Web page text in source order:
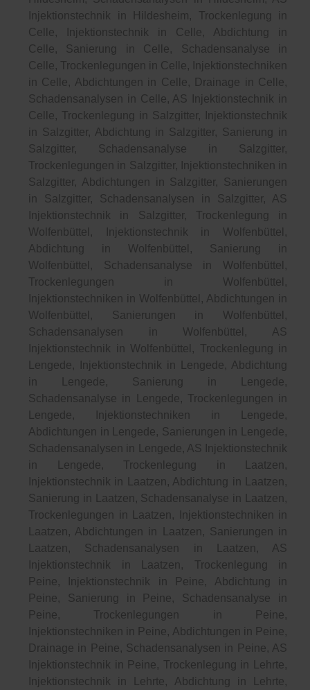
Injektionstechnik in Hildesheim, Trockenlegung in
Celle, Injektionstechnik in Celle, Abdichtung in
Celle, Sanierung in Celle, Schadensanalyse in
Celle, Trockenlegungen in Celle, Injektionstechniken
in Celle, Abdichtungen in Celle, Drainage in Celle,
Schadensanalysen in Celle, AS Injektionstechnik in
Celle, Trockenlegung in Salzgitter, Injektionstechnik
in Salzgitter, Abdichtung in Salzgitter, Sanierung in
Salzgitter, Schadensanalyse in Salzgitter,
Trockenlegungen in Salzgitter, Injektionstechniken in
Salzgitter, Abdichtungen in Salzgitter, Sanierungen
in Salzgitter, Schadensanalysen in Salzgitter, AS
Injektionstechnik in Salzgitter, Trockenlegung in
Wolfenbüttel, Injektionstechnik in Wolfenbüttel,
Abdichtung in Wolfenbüttel, Sanierung in
Wolfenbüttel, Schadensanalyse in Wolfenbüttel,
Trockenlegungen in Wolfenbüttel,
Injektionstechniken in Wolfenbüttel, Abdichtungen in
Wolfenbüttel, Sanierungen in Wolfenbüttel,
Schadensanalysen in Wolfenbüttel, AS
Injektionstechnik in Wolfenbüttel, Trockenlegung in
Lengede, Injektionstechnik in Lengede, Abdichtung
in Lengede, Sanierung in Lengede,
Schadensanalyse in Lengede, Trockenlegungen in
Lengede, Injektionstechniken in Lengede,
Abdichtungen in Lengede, Sanierungen in Lengede,
Schadensanalysen in Lengede, AS Injektionstechnik
in Lengede, Trockenlegung in Laatzen,
Injektionstechnik in Laatzen, Abdichtung in Laatzen,
Sanierung in Laatzen, Schadensanalyse in Laatzen,
Trockenlegungen in Laatzen, Injektionstechniken in
Laatzen, Abdichtungen in Laatzen, Sanierungen in
Laatzen, Schadensanalysen in Laatzen, AS
Injektionstechnik in Laatzen, Trockenlegung in
Peine, Injektionstechnik in Peine, Abdichtung in
Peine, Sanierung in Peine, Schadensanalyse in
Peine, Trockenlegungen in Peine,
Injektionstechniken in Peine, Abdichtungen in Peine,
Drainage in Peine, Schadensanalysen in Peine, AS
Injektionstechnik in Peine, Trockenlegung in Lehrte,
Injektionstechnik in Lehrte, Abdichtung in Lehrte,